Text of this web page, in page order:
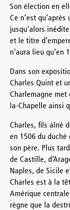
Son élection en
Ce n’est
jusqu’alors
et le titre
n’aura lieu qu’en
Dans son
Charles Quint et
Charlemagne met
la-Chapelle ainsi
Charles, fils aîné
en 1506 du duché
son père. Plus
de Castille,
Naples, de Sicile
Charles est à la
Amérique
règne que la